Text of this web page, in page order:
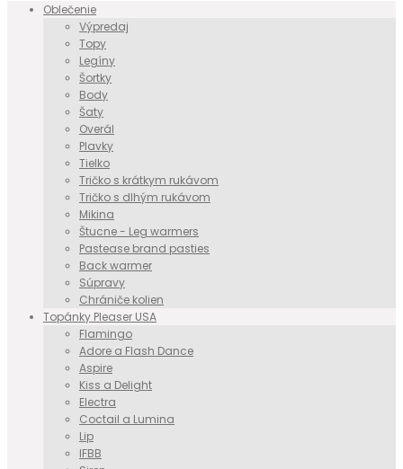
Oblečenie
Výpredaj
Topy
Legíny
Šortky
Body
Šaty
Overál
Plavky
Tielko
Tričko s krátkym rukávom
Tričko s dlhým rukávom
Mikina
Štucne - Leg warmers
Pastease brand pasties
Back warmer
Súpravy
Chrániče kolien
Topánky Pleaser USA
Flamingo
Adore a Flash Dance
Aspire
Kiss a Delight
Electra
Coctail a Lumina
Lip
IFBB